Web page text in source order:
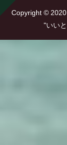
Copyright ©
"いい